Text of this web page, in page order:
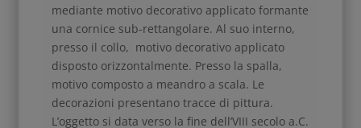
mediante motivo decorativo applicato formante
una cornice sub-rettangolare. Al suo interno,
presso il collo, motivo decorativo applicato
disposto orizzontalmente. Presso la spalla,
motivo composto a meandro a scala. Le
decorazioni presentano tracce di pittura.
L’oggetto si data verso la fine dell’VIII secolo a.C.